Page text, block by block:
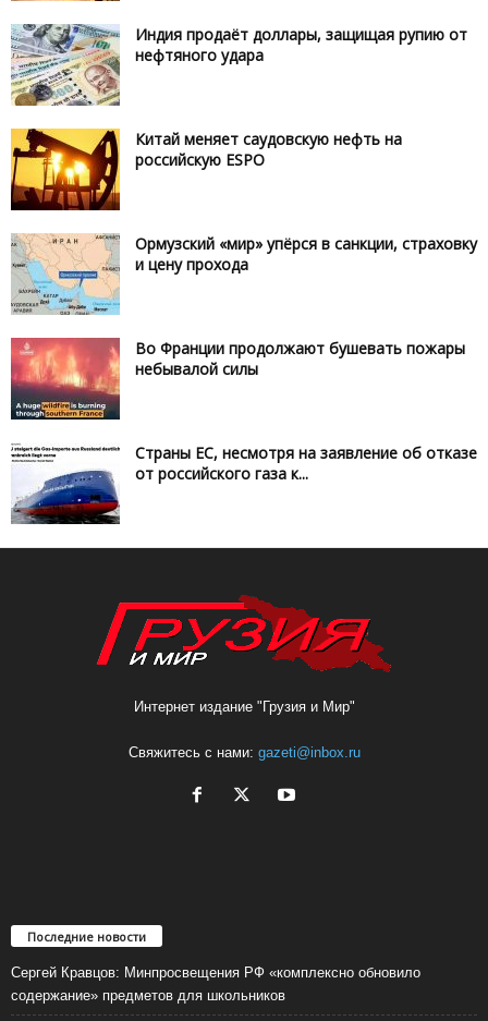
Индия продаёт доллары, защищая рупию от
нефтяного удара
Китай меняет саудовскую нефть на
российскую ESPO
Ормузский «мир» упёрся в санкции, страховку
и цену прохода
Во Франции продолжают бушевать пожары
небывалой силы
Страны ЕС, несмотря на заявление об отказе
от российского газа к...
Интернет издание "Грузия и Мир"
Свяжитесь с нами: gazeti@inbox.ru
Последние новости
Сергей Кравцов: Минпросвещения РФ «комплексно обновило
содержание» предметов для школьников